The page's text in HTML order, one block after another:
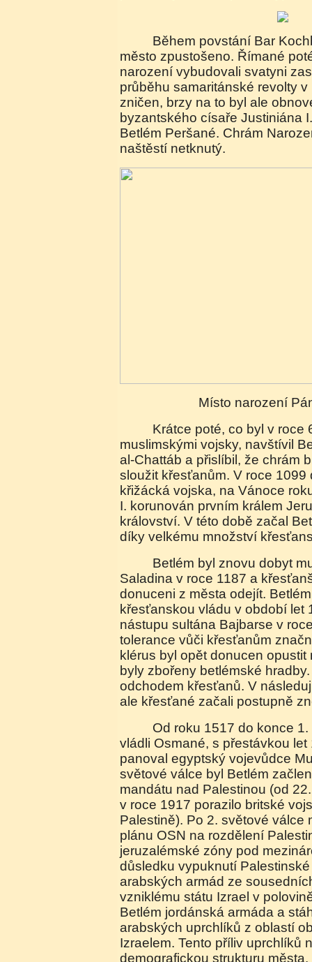
Během povstání Bar Kochby (132-135 n. l.) bylo
město zpustošeno. Římané
narození vybudovali svatyni
průběhu samaritánské revolty
zničen, brzy na to byl ale
byzantského císaře Justiniána
Betlém Peršané. Chrám
naštěstí netknutý.
Místo narození
Krátce poté, co byl v roce 637 Jeruzalém dobyt
muslimskými vojsky, navštívil
al-Chattáb a přislíbil, že chrám
sloužit křesťanům. V roce 1099
křižácká vojska, na Vánoce
I. korunován prvním králem
království. V této době začal
díky velkému množství
Betlém byl znovu dobyt muslimy pod vedením
Saladina v roce 1187 a
donuceni z města odejít.
křesťanskou vládu v období let
nástupu sultána Bajbarse v
tolerance vůči křesťanům
klérus byl opět donucen
byly zbořeny betlémské
odchodem křesťanů. V
ale křesťané začali postupně
Od roku 1517 do konce 1. světové války městu
vládli Osmané, s přestávkou
panoval egyptský vojevůdce
světové válce byl Betlém
mandátu nad Palestinou (od
v roce 1917 porazilo britské
Palestině). Po 2. světové válce
plánu OSN na rozdělení
jeruzalémské zóny pod
důsledku vypuknutí
arabských armád ze
vzniklému státu Izrael v
Betlém jordánská armáda a
arabských uprchlíků z oblastí
Izraelem. Tento příliv uprchlíků
demografickou strukturu